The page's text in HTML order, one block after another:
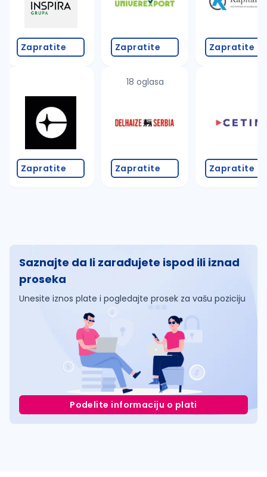
proverite pravopisne greške (koristite č, ć, š, đ,
promenite odabrane filtere pretrage
Zapratite
Zapratite
Zapratite
18 oglasa
Zapratite
Zapratite
Zapratite
Saznajte da li zarađujete ispod ili iznad
proseka
Unesite iznos plate i pogledajte prosek za vašu poziciju
Podelite informaciju o plati